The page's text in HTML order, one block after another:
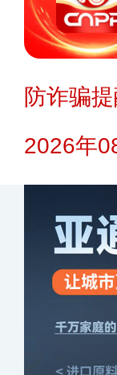
防诈骗
2026年